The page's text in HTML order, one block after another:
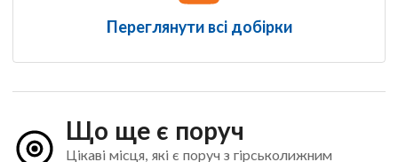
Переглянути всі добірки
Що ще є поруч
Цікаві місця, які є поруч з гірськолижним